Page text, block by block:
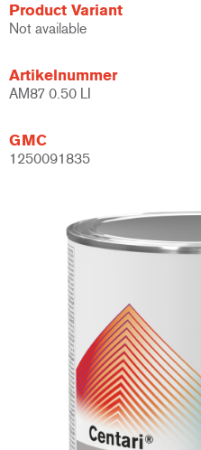
Product Variant
Not available
Artikelnummer
AM87 0.50 LI
GMC
1250091835